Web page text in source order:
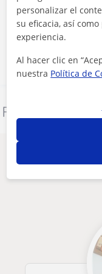
Al hacer clic, aceptas
Denunciar este
Otros
personalizar el
su eficacia, así
experiencia.
Al hacer clic en
nuestra Política de